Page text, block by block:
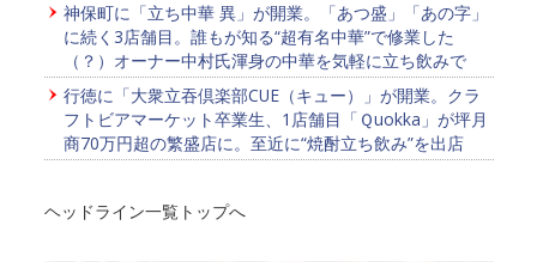
神保町に「立ち中華 異」が開業。「あつ盛」「あの字」
に続く3店舗目。誰もが知る“超有名中華”で修業した
（？）オーナー中村氏渾身の中華を気軽に立ち飲みで
行徳に「大衆立吞倶楽部CUE（キュー）」が開業。クラ
フトビアマーケット卒業生、1店舗目「Ｑuokka」が坪月
商70万円超の繁盛店に。至近に“焼酎立ち飲み”を出店
ヘッドライン一覧トップへ